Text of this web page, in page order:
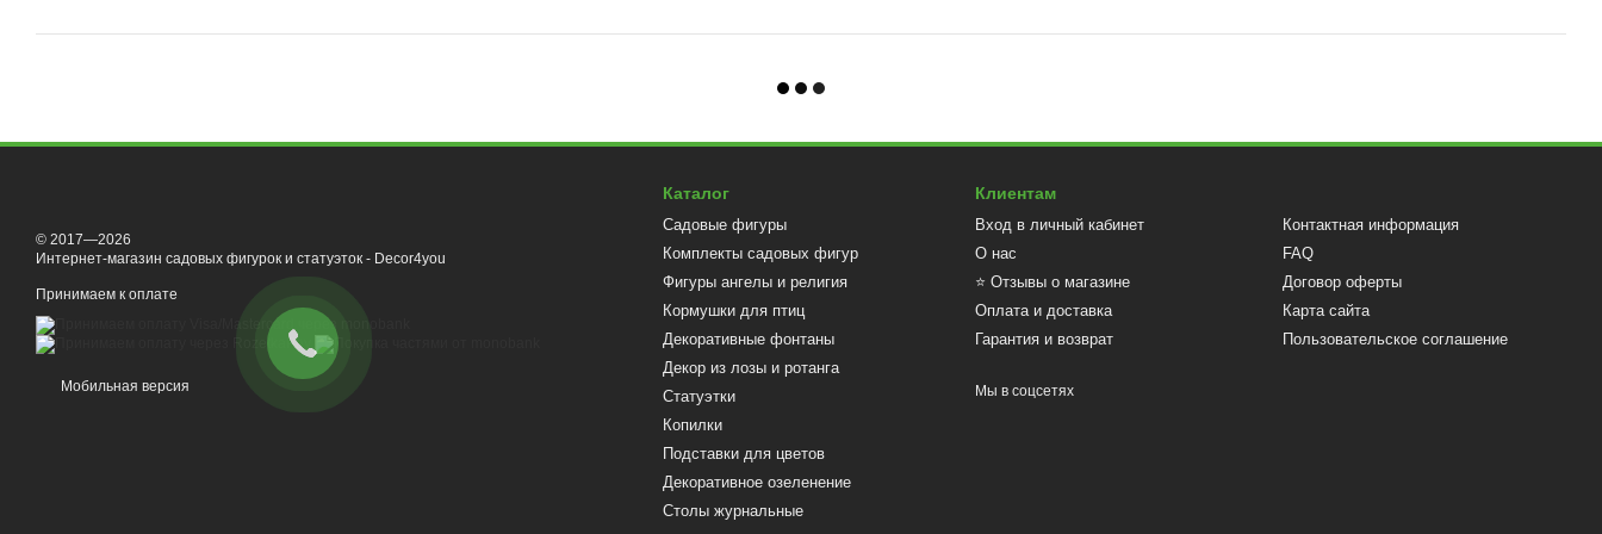
© 2017—2026
Интернет-магазин садовых фигурок и статуэток - Decor4you
Принимаем к оплате
Мобильная версия
Каталог
Садовые фигуры
Комплекты садовых фигур
Фигуры ангелы и религия
Кормушки для птиц
Декоративные фонтаны
Декор из лозы и ротанга
Статуэтки
Копилки
Подставки для цветов
Декоративное озеленение
Столы журнальные
Клиентам
Вход в личный кабинет
О нас
⭐ Отзывы о магазине
Оплата и доставка
Гарантия и возврат
Контактная информация
FAQ
Договор оферты
Карта сайта
Пользовательское соглашение
Мы в соцсетях